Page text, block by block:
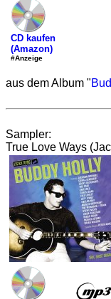
CD kaufen
(Amazon)
#Anzeige
aus dem Album "
Sampler:
True Love Ways